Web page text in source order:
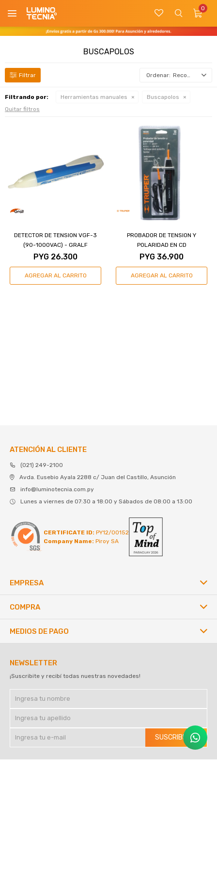
0

BUSCAPOLOS
Recomendados
Filtrando por: Herramientas manuales
Buscapolos
Quitar filtros
DETECTOR DE TENSION VGF-3
(90-1000VAC) - GRALF
PYG 26.300
PROBADOR DE TENSION Y
POLARIDAD EN CD
PYG 36.900
ATENCIÓN AL CLIENTE
(021) 249-2100
Avda. Eusebio Ayala 2288 c/ Juan del Castillo, Asunción
info@luminotecnia.com.py
Lunes a viernes de 07:30 a 18:00 y Sábados de 08:00 a 13:00
CERTIFICATE ID: PY12/00152
Company Name: Piroy SA
EMPRESA
COMPRA
NEWSLETTER
¡Suscribite y recibí todas nuestras novedades!
SUSCRIBIRME
MEDIOS DE PAGO